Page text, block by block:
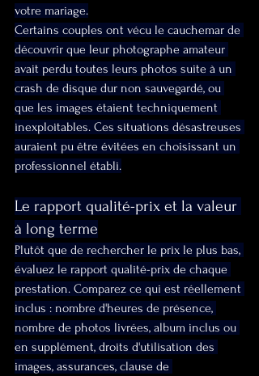
votre mariage.
Certains couples ont vécu le cauchemar de
découvrir que leur photographe amateur
avait perdu toutes leurs photos suite à un
crash de disque dur non sauvegardé, ou
que les images étaient techniquement
inexploitables. Ces situations désastreuses
auraient pu être évitées en choisissant un
professionnel établi.
Le rapport qualité-prix et la valeur
à long terme
Plutôt que de rechercher le prix le plus bas,
évaluez le rapport qualité-prix de chaque
prestation. Comparez ce qui est réellement
inclus : nombre d'heures de présence,
nombre de photos livrées, album inclus ou
en supplément, droits d'utilisation des
images, assurances, clause de